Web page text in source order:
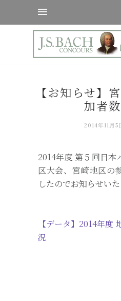
【お知らせ】
加者
2014年11月5
2014年度 第５回日本
区大会、宮崎地区の
したのでお知らせいた
【データ】2014年度
況